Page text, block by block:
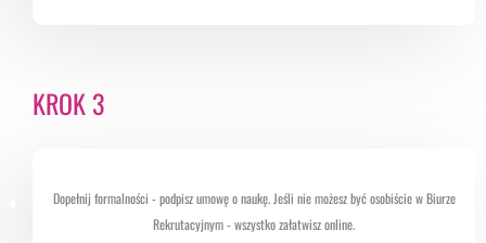
Dopełnij formalności - podpisz umowę o naukę. Jeśli nie możesz być osobiście w Biurze
Rekrutacyjnym - wszystko załatwisz online.
KROK 3